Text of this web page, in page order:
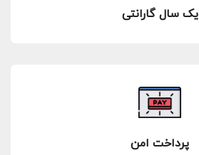
یک سال گارانتی
پرداخت امن